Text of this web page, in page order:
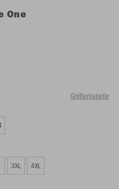
One
Größentabelle
3XL 4XL